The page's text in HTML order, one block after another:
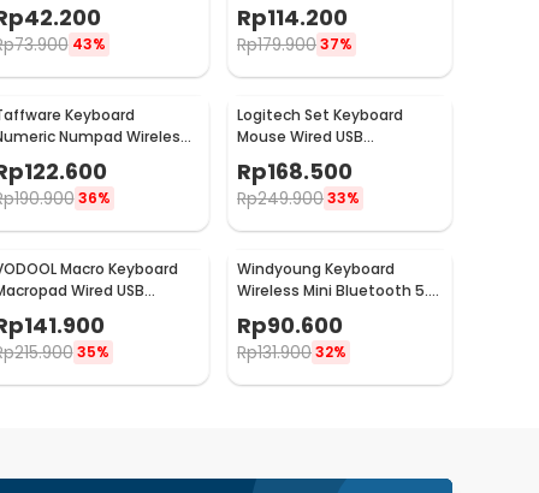
42.200
73.900 43%
- JP106
Rp114.200
Rp179.90037%
Keyboard
Numpad Wireless
2.4GHz - R57
122.600
190.900 36%
Logitech Set Keyboard
Mouse Wired USB
Ergonomic - MK120
Rp168.500
Rp249.90033%
Macro Keyboard
Wired USB
- VD6R
141.900
215.900 35%
Windyoung Keyboard
Wireless Mini Bluetooth 5.0
Touchpad Rechargeable -
WD21
Rp90.600
Rp131.90032%